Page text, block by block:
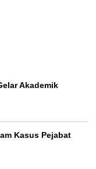
Akademik
Kasus Pejabat